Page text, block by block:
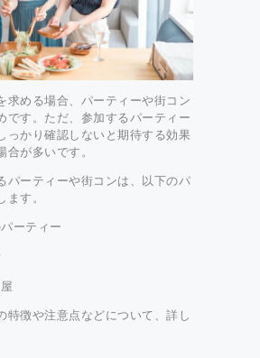
求める場合、パーティーや街コン
です。ただ、参加するパーティー
っかり確認しないと期待する効果
合が多いです。
パーティーや街コンは、以下のパ
す。
ーティー
特徴や注意点などについて、詳し